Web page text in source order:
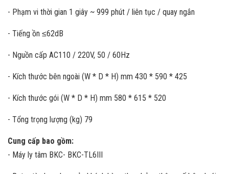
- Phạm vi thời gian 1 giây ~ 999 phút / liên tục / quay ngắn
- Tiếng ồn ≤62dB
- Nguồn cấp AC110 / 220V, 50 / 60Hz
- Kích thước bên ngoài (W * D * H) mm 430 * 590 * 425
- Kích thước gói (W * D * H) mm 580 * 615 * 520
- Tổng trọng lượng (kg) 79
Cung cấp bao gồm:
- Máy ly tâm BKC- BKC-TL6III